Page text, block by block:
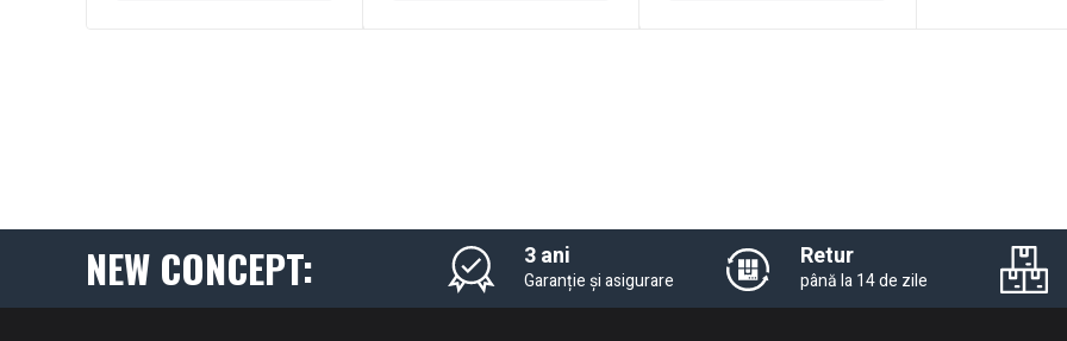
fost:
3.250,00 lei.
NEW CONCEPT: 3 ani
Garanție și asigurare
Retur
până la 14 de zile